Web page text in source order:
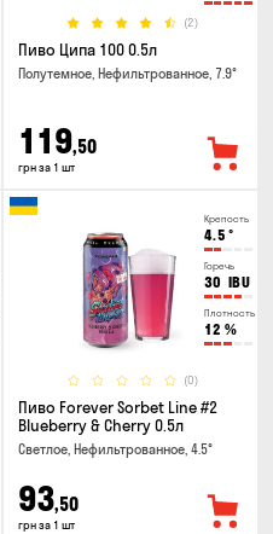
(2)
Пиво Ципа 100 0.5л
Полутемное, Нефильтрованное, 7.9°
119,50
грн за 1 шт
Крепость
4.5 °
Горечь
30 IBU
Плотность
12 %
(0)
Пиво Forever Sorbet Line #2
Blueberry & Cherry 0.5л
Светлое, Нефильтрованное, 4.5°
93,50
грн за 1 шт